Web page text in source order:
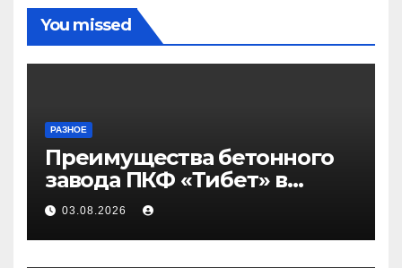
You missed
РАЗНОЕ
Преимущества бетонного
завода ПКФ «Тибет» в
Волгограде и Волжском
03.08.2026